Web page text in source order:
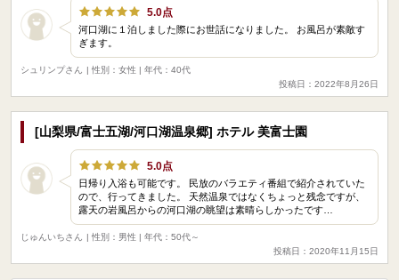
5.0点
河口湖に１泊しました際にお世話になりました。 お風呂が素敵す
ぎます。
シュリンプさん
| 性別：女性 | 年代：40代
投稿日：2022年8月26日
[山梨県/富士五湖/河口湖温泉郷] ホテル 美富士園
5.0点
日帰り入浴も可能です。 民放のバラエティ番組で紹介されていた
ので、行ってきました。 天然温泉ではなくちょっと残念ですが、
露天の岩風呂からの河口湖の眺望は素晴らしかったです…
じゅんいちさん
| 性別：男性 | 年代：50代～
投稿日：2020年11月15日